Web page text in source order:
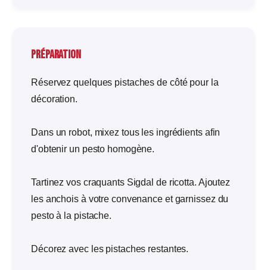
Préparation
Réservez quelques pistaches de côté pour la
décoration.
Dans un robot, mixez tous les ingrédients afin
d'obtenir un pesto homogène.
Tartinez vos craquants Sigdal de ricotta. Ajoutez
les anchois à votre convenance et garnissez du
pesto à la pistache.
Décorez avec les pistaches restantes.